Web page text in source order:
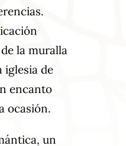
la muralla
iglesia de
encanto
ocasión.
un